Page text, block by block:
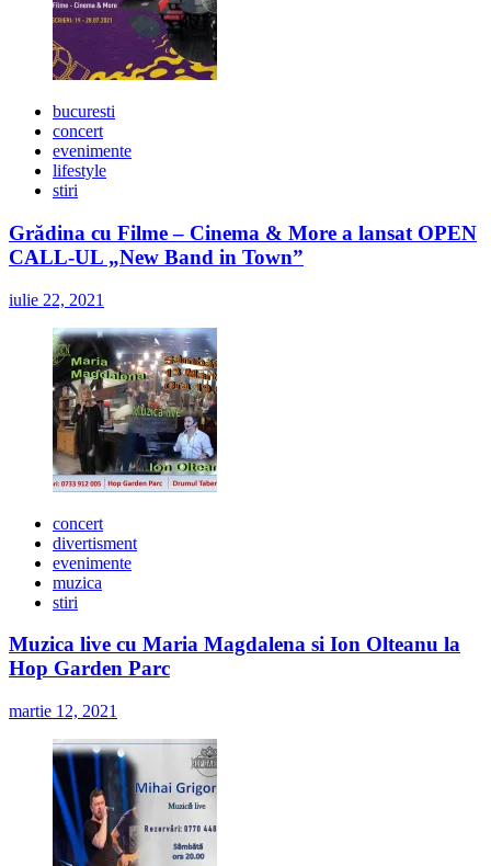
bucuresti
concert
evenimente
lifestyle
stiri
Grădina cu Filme – Cinema & More a lansat OPEN
CALL-UL „New Band in Town”
iulie 22, 2021
concert
divertisment
evenimente
muzica
stiri
Muzica live cu Maria Magdalena si Ion Olteanu la
Hop Garden Parc
martie 12, 2021